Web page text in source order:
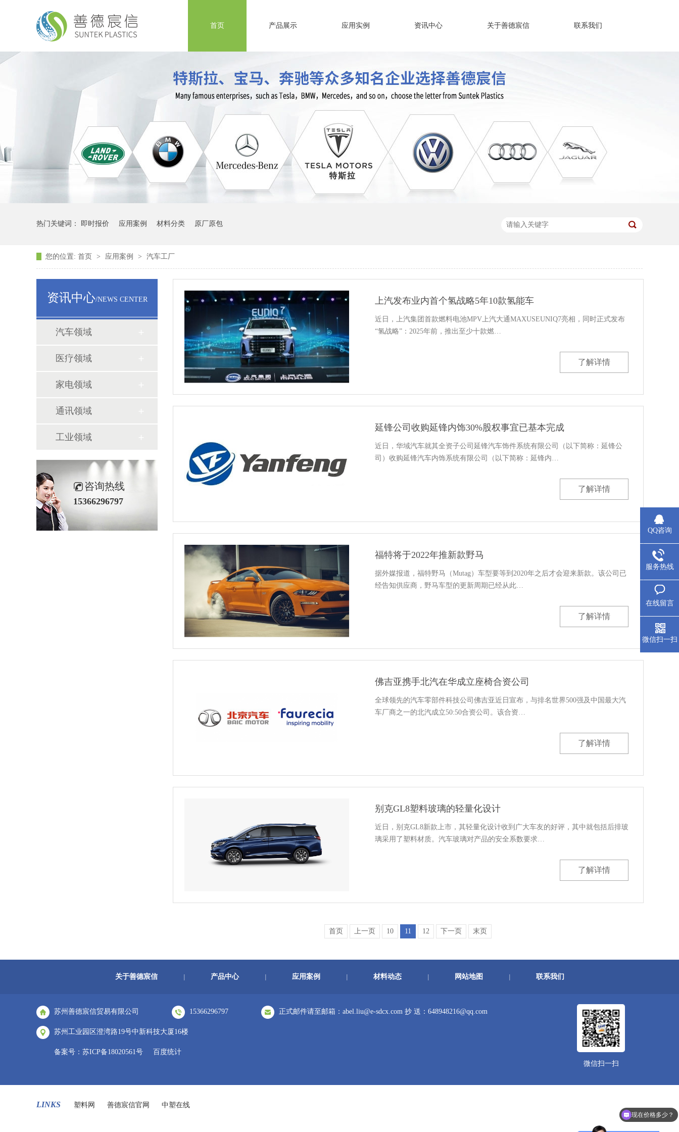
首页 产品展示 应用实例 资讯中心 关于善德宸信 联系我们
热门关键词： 即时报价 应用案例 材料分类 原厂原包
您的位置: 首页 > 应用案例 > 汽车工厂
资讯中心/NEWS CENTER
汽车领域
医疗领域
家电领域
通讯领域
工业领域
咨询热线
15366296797
上汽发布业内首个氢战略5年10款氢能车
近日，上汽集团首款燃料电池MPV上汽大通MAXUSEUNIQ7亮相，同时正式发布
“氢战略”：2025年前，推出至少十款燃…
了解详情
延锋公司收购延锋内饰30%股权事宜已基本完成
近日，华域汽车就其全资子公司延锋汽车饰件系统有限公司（以下简称：延锋公
司）收购延锋汽车内饰系统有限公司（以下简称：延锋内…
了解详情
福特将于2022年推新款野马
据外媒报道，福特野马（Mutag）车型要等到2020年之后才会迎来新款。该公司已
经告知供应商，野马车型的更新周期已经从此…
了解详情
佛吉亚携手北汽在华成立座椅合资公司
全球领先的汽车零部件科技公司佛吉亚近日宣布，与排名世界500强及中国最大汽
车厂商之一的北汽成立50:50合资公司。该合资…
了解详情
别克GL8塑料玻璃的轻量化设计
近日，别克GL8新款上市，其轻量化设计收到广大车友的好评，其中就包括后排玻
璃采用了塑料材质。汽车玻璃对产品的安全系数要求…
了解详情
首页 上一页 10 11 12 下一页 末页
关于善德宸信 | 产品中心 | 应用案例 | 材料动态 | 网站地图 | 联系我们
苏州善德宸信贸易有限公司 15366296797 正式邮件请至邮箱：abel.liu@e-sdcx.com 抄 送：648948216@qq.com
苏州工业园区澄湾路19号中新科技大厦16楼
备案号： 苏ICP备18020561号
百度统计
微信扫一扫
LINKS 塑料网 善德宸信官网 中塑在线
QQ咨询
服务热线
在线留言
微信扫一扫
材料方案推荐